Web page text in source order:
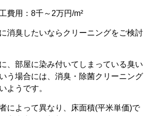
費用：8千～2万円/m²
消臭したいならクリーニングをご検討
、部屋に染み付いてしまっている臭い
う場合には、消臭・除菌クリーニング
ようです。
によって異なり、床面積(平米単価)で